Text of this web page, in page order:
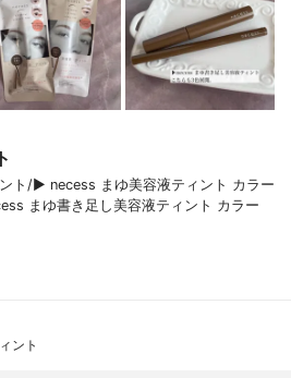
ト/▶︎ necess まゆ美容液ティント カラー
まゆ書き足し美容液ティント カラー
ント